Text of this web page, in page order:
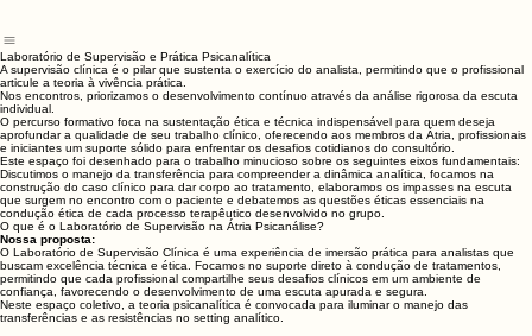
Laboratório de Supervisão e Prática Psicanalítica
A supervisão clínica é o pilar que sustenta o exercício do analista, permitindo que o profissional
articule a teoria à vivência prática.
Nos encontros, priorizamos o desenvolvimento contínuo através da análise rigorosa da escuta
individual.
O percurso formativo foca na sustentação ética e técnica indispensável para quem deseja
aprofundar a qualidade de seu trabalho clínico, oferecendo aos membros da Átria, profissionais
e iniciantes um suporte sólido para enfrentar os desafios cotidianos do consultório.
Este espaço foi desenhado para o trabalho minucioso sobre os seguintes eixos fundamentais:
Discutimos o manejo da transferência para compreender a dinâmica analítica, focamos na
construção do caso clínico para dar corpo ao tratamento, elaboramos os impasses na escuta
que surgem no encontro com o paciente e debatemos as questões éticas essenciais na
condução ética de cada processo terapêutico desenvolvido no grupo.
O que é o Laboratório de Supervisão na Átria Psicanálise?
Nossa proposta:
O Laboratório de Supervisão Clínica é uma experiência de imersão prática para analistas que
buscam excelência técnica e ética. Focamos no suporte direto à condução de tratamentos,
permitindo que cada profissional compartilhe seus desafios clínicos em um ambiente de
confiança, favorecendo o desenvolvimento de uma escuta apurada e segura.
Neste espaço coletivo, a teoria psicanalítica é convocada para iluminar o manejo das
transferências e as resistências no setting analítico.